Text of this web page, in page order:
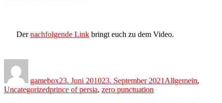
Dernachfolgende Link bringt euch zu dem Video.
gamebox23. Juni 201023. September 2021 Allgemein,
UncategorizedTags
prince of persia, zero punctuation